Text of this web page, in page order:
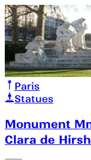
Paris
Statues
Monument
Clara de Hirsh